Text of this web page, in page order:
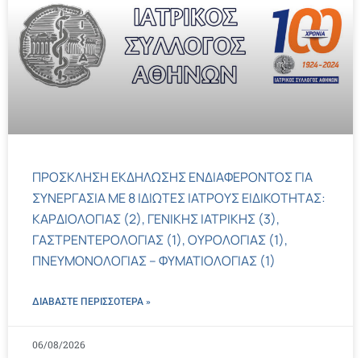
ΠΡΟΣΚΛΗΣΗ ΕΚΔΗΛΩΣΗΣ ΕΝΔΙΑΦΕΡΟΝΤΟΣ ΓΙΑ
ΣΥΝΕΡΓΑΣΙΑ ΜΕ 8 ΙΔΙΩΤΕΣ ΙΑΤΡΟΥΣ ΕΙΔΙΚΟΤΗΤΑΣ:
ΚΑΡΔΙΟΛΟΓΙΑΣ (2), ΓΕΝΙΚΗΣ ΙΑΤΡΙΚΗΣ (3),
ΓΑΣΤΡΕΝΤΕΡΟΛΟΓΙΑΣ (1), ΟΥΡΟΛΟΓΙΑΣ (1),
ΠΝΕΥΜΟΝΟΛΟΓΙΑΣ – ΦΥΜΑΤΙΟΛΟΓΙΑΣ (1)
ΔΙΑΒΑΣΤΕ ΠΕΡΙΣΣΌΤΕΡΑ »
06/08/2026